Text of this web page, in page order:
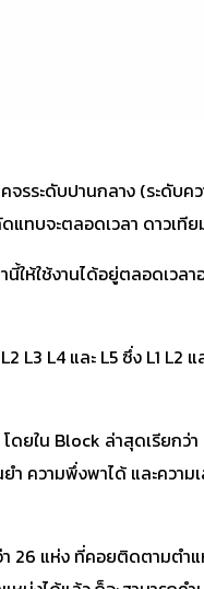
จรระดับปานกลาง (ระดั
จะตลอดเวลา ดาวเทีย
ใช้งานได้อยู่ตลอดเวล
L4 และ L5 ซึ่ง L1 L2
ยใน Block ล่าสุดเรียก
ความพึ่งพาได้ และควา
แห่ง ที่คอยติดตามตำ